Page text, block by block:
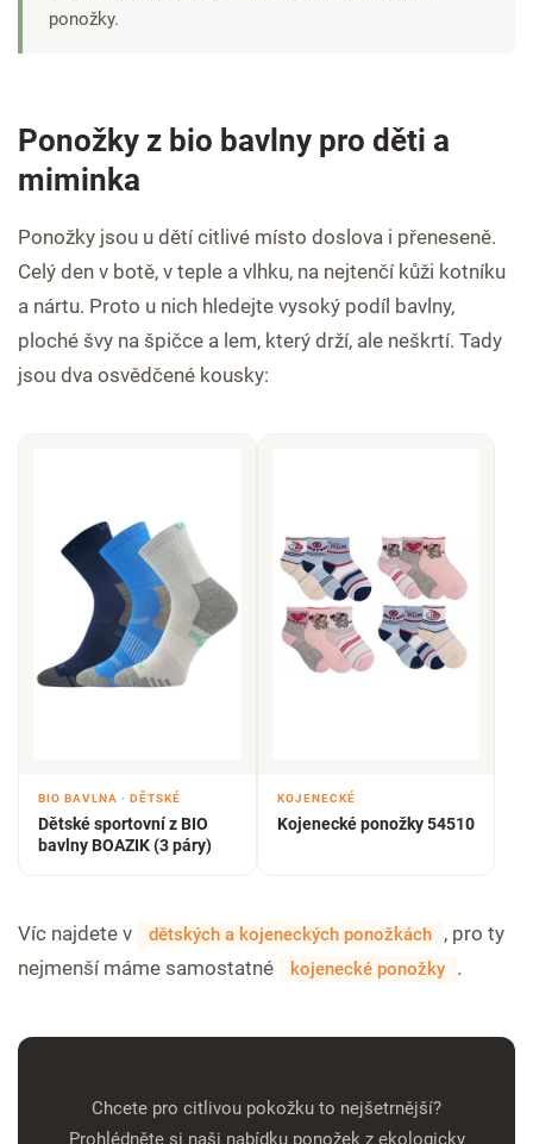
ponožky.
Ponožky z bio bavlny pro děti a
miminka
Ponožky jsou u dětí citlivé místo doslova i přeneseně.
Celý den v botě, v teple a vlhku, na nejtenčí kůži kotníku
a nártu. Proto u nich hledejte vysoký podíl bavlny,
ploché švy na špičce a lem, který drží, ale neškrtí. Tady
jsou dva osvědčené kousky:
BIO BAVLNA · DĚTSKÉ
Dětské sportovní z BIO
bavlny BOAZIK (3 páry)
KOJENECKÉ
Kojenecké ponožky 54510
Víc najdete v dětských a kojeneckých ponožkách
, pro ty
nejmenší máme samostatné
kojenecké ponožky .
Chcete pro citlivou pokožku to nejšetrnější?
Prohlédněte si naši nabídku ponožek z ekologicky